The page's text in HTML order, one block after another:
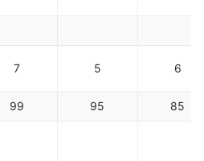
7 5 6
99 95 85